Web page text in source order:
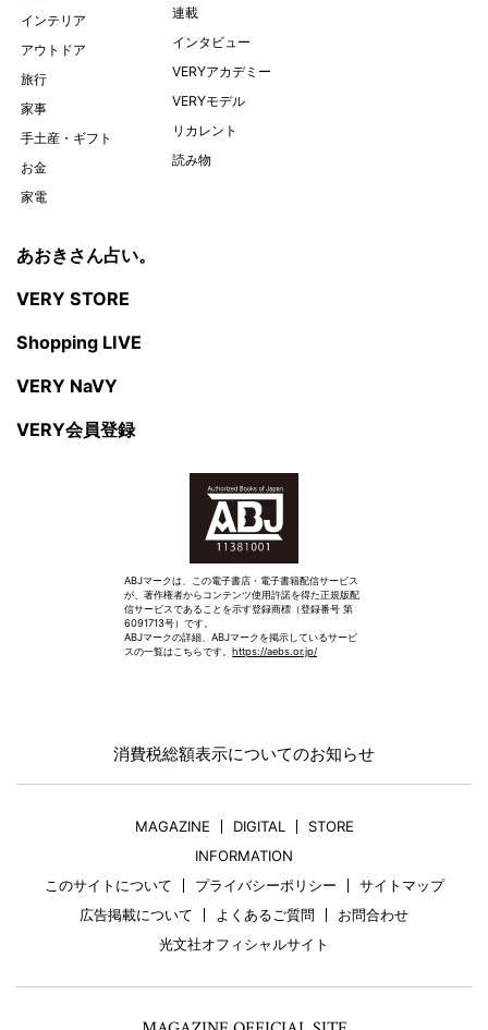
インテリア
アウトドア
旅行
家事
手土産・ギフト
お金
家電
連載
インタビュー
VERYアカデミー
VERYモデル
リカレント
読み物
あおきさん占い。
VERY STORE
Shopping LIVE
VERY NaVY
VERY会員登録
ABJマークは、この電子書店・電子書籍配信サービス
が、著作権者からコンテンツ使用許諾を得た正規版配
信サービスであることを示す登録商標（登録番号 第
6091713号）です。
ABJマークの詳細、ABJマークを掲示しているサービ
スの一覧はこちらです。 https://aebs.or.jp/
消費税総額表示についてのお知らせ
MAGAZINE DIGITAL
STORE
INFORMATION
このサイトについて
プライバシーポリシー
サイトマップ
広告掲載について
よくあるご質問
お問合わせ
光文社オフィシャルサイト